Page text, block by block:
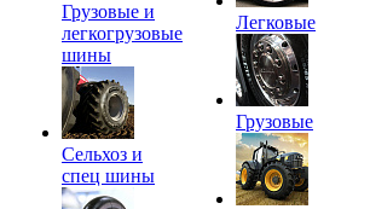
Грузовые и
легкогрузовые
шины
Сельхоз и
спец шины
Легковые
Грузовые